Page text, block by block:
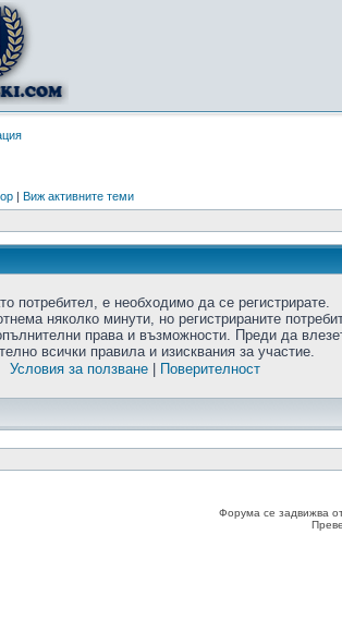
| Виж активните теми
потребител, е необходимо да се регистрирате.
няколко минути, но регистрираните
права и възможности. Преди да
всички правила и изисквания за участие.
Условия за ползване| Поверителност
Форума се задвижва